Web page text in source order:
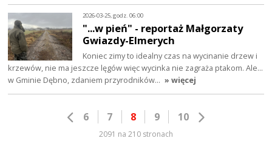
2026-03-25, godz. 06:00
"...w pień" - reportaż Małgorzaty
Gwiazdy-Elmerych
Koniec zimy to idealny czas na wycinanie drzew i
krzewów, nie ma jeszcze lęgów więc wycinka nie zagraża ptakom. Ale...
w Gminie Dębno, zdaniem przyrodników… » więcej
6 7 8 9 10
2091 na 210 stronach